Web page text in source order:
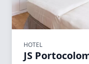
HOTEL
JS